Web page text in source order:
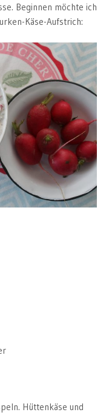
Beginnen möchte ich
Käse-Aufstrich:
Hüttenkäse und